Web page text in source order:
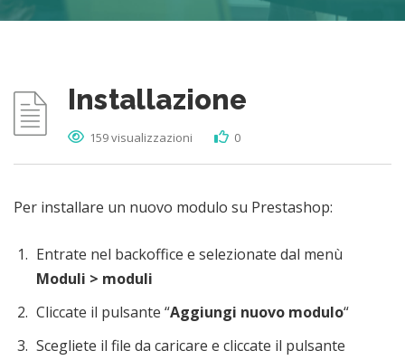
Installazione
159 visualizzazioni 0
Per installare un nuovo modulo su Prestashop:
Entrate nel backoffice e selezionate dal menù
Moduli > moduli
Cliccate il pulsante “Aggiungi nuovo modulo“
Scegliete il file da caricare e cliccate il pulsante